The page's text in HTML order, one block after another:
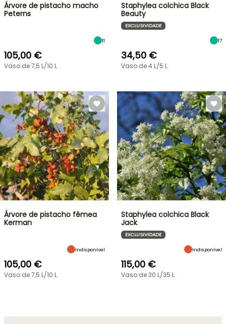
Árvore de pistacho macho
Peterns
11
105,00 €
Vaso de 7,5 L/10 L
Staphylea colchica Black
Beauty
EXCLUSIVIDADE
17
34,50 €
Vaso de 4 L/5 L
Árvore de pistacho fêmea
Kerman
Indisponível
105,00 €
Vaso de 7,5 L/10 L
Staphylea colchica Black
Jack
EXCLUSIVIDADE
Indisponível
115,00 €
Vaso de 30 L/35 L